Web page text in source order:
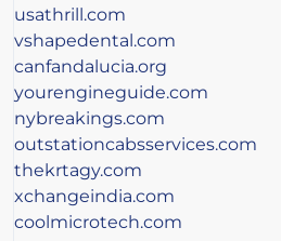
usathrill.com
vshapedental.com
canfandalucia.org
yourengineguide.com
nybreakings.com
outstationcabsservices.com
thekrtagy.com
xchangeindia.com
coolmicrotech.com